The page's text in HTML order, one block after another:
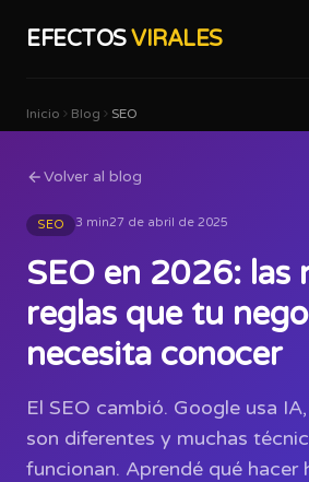
EFECTOSVIRALES
Inicio Blog SEO
Volver al blog
SEO 3 min27 de abril de 2025
SEO en 2026: las
reglas que tu
necesita conocer
El SEO cambió. Google usa
son diferentes y muchas
funcionan. Aprendé qué hacer